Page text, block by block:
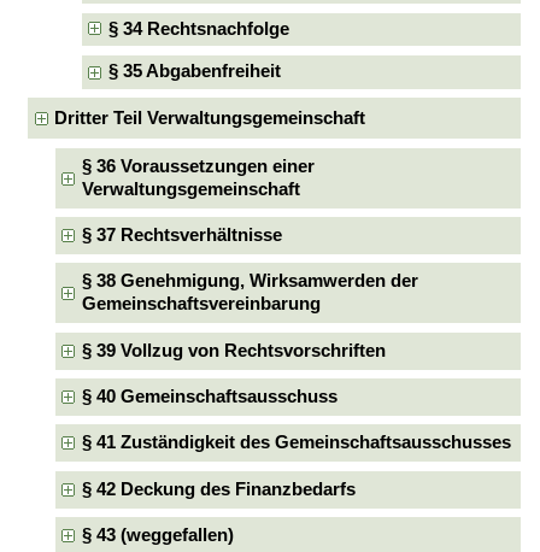
§ 34 Rechtsnachfolge
§ 35 Abgabenfreiheit
Dritter Teil Verwaltungsgemeinschaft
§ 36 Voraussetzungen einer
Verwaltungsgemeinschaft
§ 37 Rechtsverhältnisse
§ 38 Genehmigung, Wirksamwerden der
Gemeinschaftsvereinbarung
§ 39 Vollzug von Rechtsvorschriften
§ 40 Gemeinschaftsausschuss
§ 41 Zuständigkeit des Gemeinschaftsausschusses
§ 42 Deckung des Finanzbedarfs
§ 43 (weggefallen)